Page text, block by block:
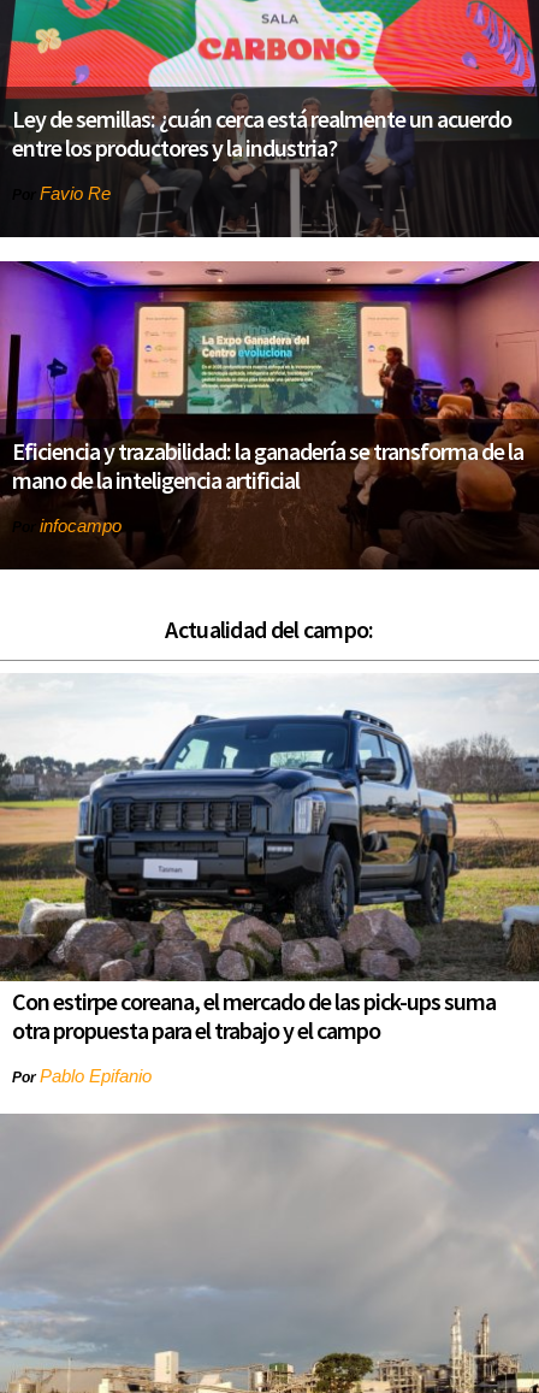
Ley de semillas: ¿cuán cerca está realmente un acuerdo
entre los productores y la industria?
Favio Re
Eficiencia y trazabilidad: la ganadería se transforma de la
mano de la inteligencia artificial
Por infocampo
Actualidad del campo:
Con estirpe coreana, el mercado de las pick-ups suma
otra propuesta para el trabajo y el campo
PorPablo Epifanio